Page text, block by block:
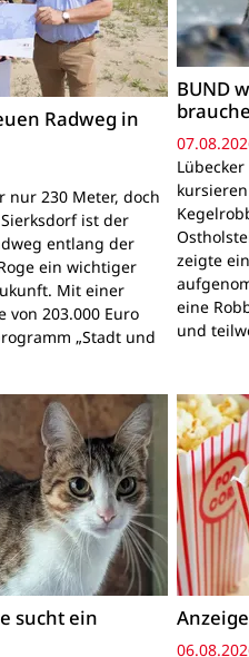
Radweg in
nur 230 Meter, doch
ist der
entlang der
ein wichtiger
Mit einer
von 203.000 Euro
„Stadt und
BUND
zeigte
eine
und
sucht ein